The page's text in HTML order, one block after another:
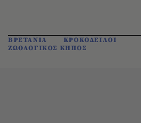
ΒΡΕΤΑΝΙΑ
ΚΡΟΚΟΔΕΙΛΟΙ
ΖΩΟΛΟΓΙΚΟΣ ΚΗΠΟΣ